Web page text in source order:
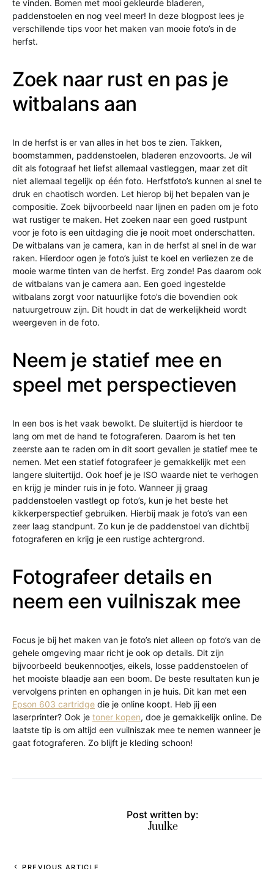
te vinden. Bomen met mooi gekleurde bladeren,
paddenstoelen en nog veel meer! In deze blogpost lees je
verschillende tips voor het maken van mooie foto’s in de
herfst.
Zoek naar rust en pas je
witbalans aan
In de herfst is er van alles in het bos te zien. Takken,
boomstammen, paddenstoelen, bladeren enzovoorts. Je wil
dit als fotograaf het liefst allemaal vastleggen, maar zet dit
niet allemaal tegelijk op één foto. Herfstfoto’s kunnen al snel te
druk en chaotisch worden. Let hierop bij het bepalen van je
compositie. Zoek bijvoorbeeld naar lijnen en paden om je foto
wat rustiger te maken. Het zoeken naar een goed rustpunt
voor je foto is een uitdaging die je nooit moet onderschatten.
De witbalans van je camera, kan in de herfst al snel in de war
raken. Hierdoor ogen je foto’s juist te koel en verliezen ze de
mooie warme tinten van de herfst. Erg zonde! Pas daarom ook
de witbalans van je camera aan. Een goed ingestelde
witbalans zorgt voor natuurlijke foto’s die bovendien ook
natuurgetrouw zijn. Dit houdt in dat de werkelijkheid wordt
weergeven in de foto.
Neem je statief mee en
speel met perspectieven
In een bos is het vaak bewolkt. De sluitertijd is hierdoor te
lang om met de hand te fotograferen. Daarom is het ten
zeerste aan te raden om in dit soort gevallen je statief mee te
nemen. Met een statief fotografeer je gemakkelijk met een
langere sluitertijd. Ook hoef je je ISO waarde niet te verhogen
en krijg je minder ruis in je foto. Wanneer jij graag
paddenstoelen vastlegt op foto’s, kun je het beste het
kikkerperspectief gebruiken. Hierbij maak je foto’s van een
zeer laag standpunt. Zo kun je de paddenstoel van dichtbij
fotograferen en krijg je een rustige achtergrond.
Fotografeer details en
neem een vuilniszak mee
Focus je bij het maken van je foto’s niet alleen op foto’s van de
gehele omgeving maar richt je ook op details. Dit zijn
bijvoorbeeld beukennootjes, eikels, losse paddenstoelen of
het mooiste blaadje aan een boom. De beste resultaten kun je
vervolgens printen en ophangen in je huis. Dit kan met een
Epson 603 cartridge die je online koopt. Heb jij een
laserprinter? Ook je toner kopen, doe je gemakkelijk online. De
laatste tip is om altijd een vuilniszak mee te nemen wanneer je
gaat fotograferen. Zo blijft je kleding schoon!
Post written by:
Juulke
PREVIOUS ARTICLE